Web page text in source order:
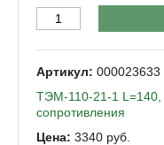
000023633
ТЭМ-110-21-1 L=140,
сопротивления
3340